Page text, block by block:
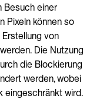
Besuch einer
Pixeln können so
Erstellung von
Die Nutzung
die Blockierung
werden, wobei
eingeschränkt wird.